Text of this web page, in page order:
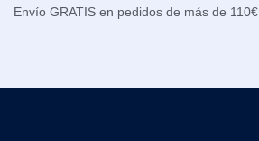
Envío GRATIS en pedidos de más de 110€